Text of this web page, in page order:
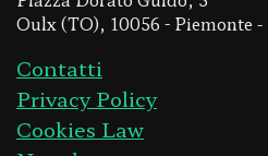
Oulx (TO), 10056 - Piemonte
Contatti
Privacy Policy
Cookies Law